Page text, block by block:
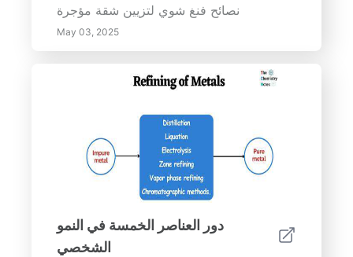
نصائح فنغ شوي لتزيين شقة مؤجرة
May 03, 2025
دور العناصر الخمسة في النمو
الشخصي